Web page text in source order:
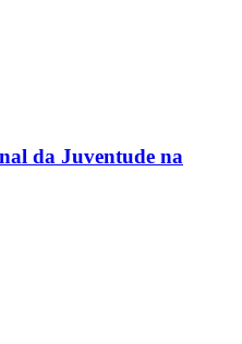
da Juventude na